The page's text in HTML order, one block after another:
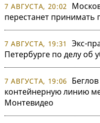
7 АВГУСТА, 20:02
перестанет принимать
7 АВГУСТА, 19:31
Экс-
Петербурге по делу об
7 АВГУСТА, 19:06
контейнерную линию
Монтевидео